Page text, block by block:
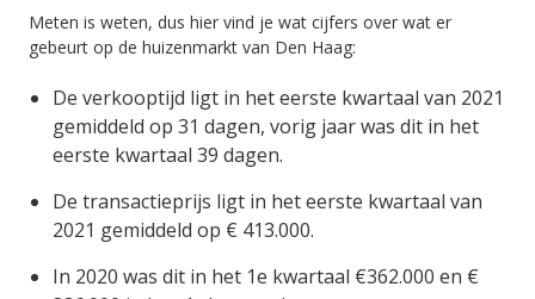
Meten is weten, dus hier vind je wat cijfers over wat er
gebeurt op de huizenmarkt van Den Haag:
De verkooptijd ligt in het eerste kwartaal van 2021
gemiddeld op 31 dagen, vorig jaar was dit in het
eerste kwartaal 39 dagen.
De transactieprijs ligt in het eerste kwartaal van
2021 gemiddeld op € 413.000.
In 2020 was dit in het 1e kwartaal €362.000 en €